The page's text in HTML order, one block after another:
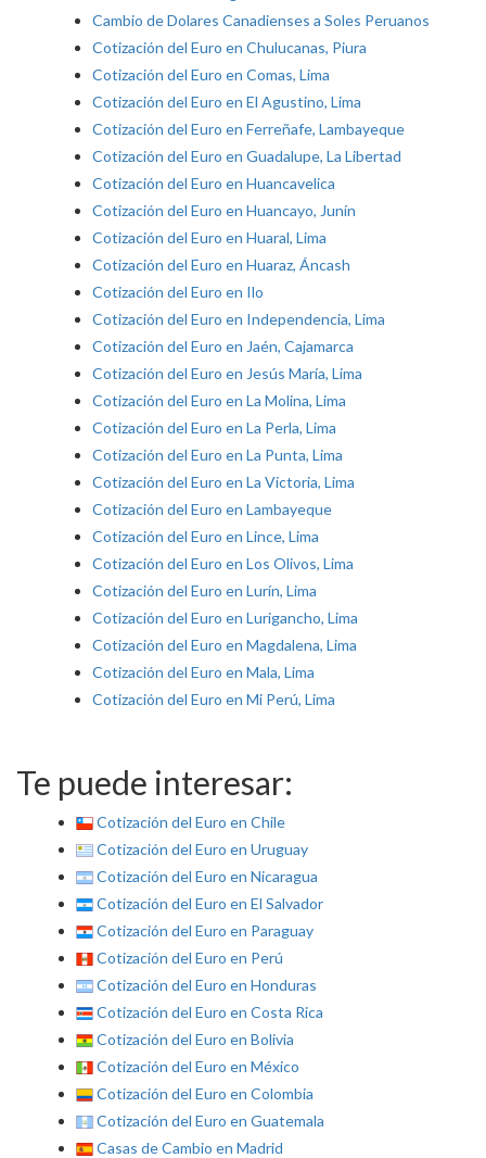
Cambio de Dolares Canadienses a Soles Peruanos
Cotización del Euro en Chulucanas, Piura
Cotización del Euro en Comas, Lima
Cotización del Euro en El Agustino, Lima
Cotización del Euro en Ferreñafe, Lambayeque
Cotización del Euro en Guadalupe, La Libertad
Cotización del Euro en Huancavelica
Cotización del Euro en Huancayo, Junín
Cotización del Euro en Huaral, Lima
Cotización del Euro en Huaraz, Áncash
Cotización del Euro en Ilo
Cotización del Euro en Independencia, Lima
Cotización del Euro en Jaén, Cajamarca
Cotización del Euro en Jesús María, Lima
Cotización del Euro en La Molina, Lima
Cotización del Euro en La Perla, Lima
Cotización del Euro en La Punta, Lima
Cotización del Euro en La Victoria, Lima
Cotización del Euro en Lambayeque
Cotización del Euro en Lince, Lima
Cotización del Euro en Los Olivos, Lima
Cotización del Euro en Lurín, Lima
Cotización del Euro en Lurigancho, Lima
Cotización del Euro en Magdalena, Lima
Cotización del Euro en Mala, Lima
Cotización del Euro en Mi Perú, Lima
Te puede interesar:
Cotización del Euro en Chile
Cotización del Euro en Uruguay
Cotización del Euro en Nicaragua
Cotización del Euro en El Salvador
Cotización del Euro en Paraguay
Cotización del Euro en Perú
Cotización del Euro en Honduras
Cotización del Euro en Costa Rica
Cotización del Euro en Bolivia
Cotización del Euro en México
Cotización del Euro en Colombia
Cotización del Euro en Guatemala
Casas de Cambio en Madrid